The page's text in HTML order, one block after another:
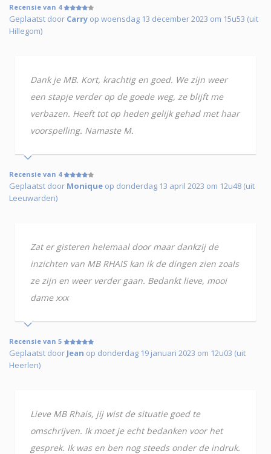
Recensie van 4
Geplaatst door Carry op woensdag 13 december 2023 om 15u53 (uit
Hillegom)
Dank je MB. Kort, krachtig en goed. We zijn weer
een stapje verder op de goede weg, ze blijft me
verbazen. Heeft tot op heden gelijk gehad met haar
voorspelling. Namaste M.
Recensie van 4
Geplaatst door Monique op donderdag 13 april 2023 om 12u48 (uit
Leeuwarden)
Zat er gisteren helemaal door maar dankzij de
inzichten van MB RHAIS kan ik de dingen zien zoals
ze zijn en weer verder gaan. Bedankt lieve, mooi
dame xxx
Recensie van 5
Geplaatst door Jean op donderdag 19 januari 2023 om 12u03 (uit
Heerlen)
Lieve MB Rhais, jij wist de situatie goed te
omschrijven. Ik moet je echt bedanken voor het
gesprek. Ik was en ben nog steeds onder de indruk.